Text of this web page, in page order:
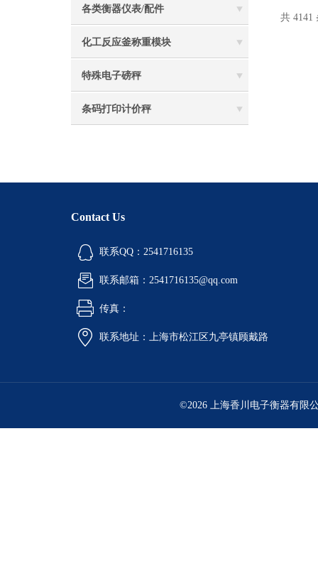
各类衡器仪表/配件
化工反应釜称重模块
特殊电子磅秤
条码打印计价秤
共 4141
Contact Us
联系QQ：2541716135
联系邮箱：2541716135@qq.com
传真：
联系地址：上海市松江区九亭镇顾戴路
©2026 上海香川电子衡器有限